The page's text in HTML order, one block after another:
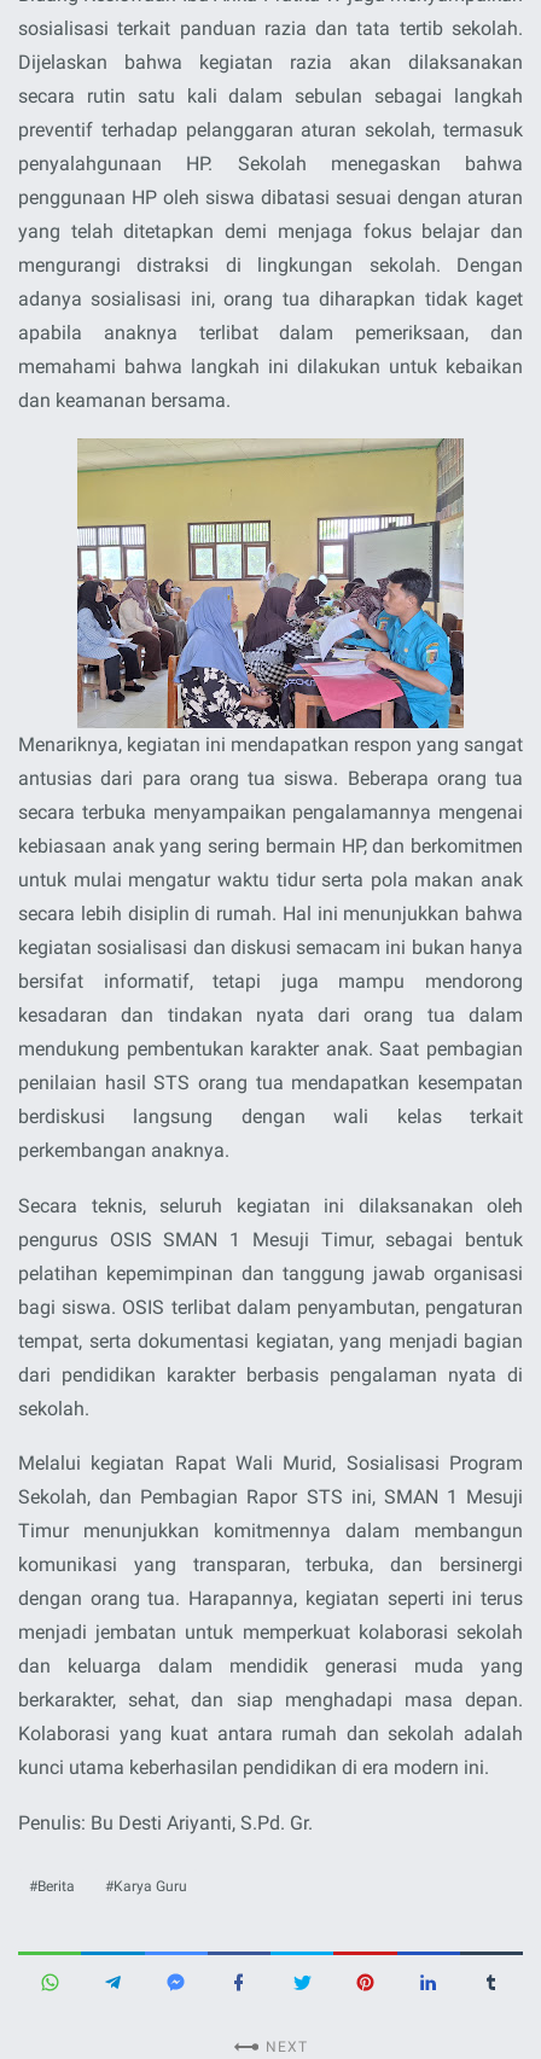
sosialisasi terkait panduan razia dan tata tertib sekolah.
Dijelaskan bahwa kegiatan razia akan dilaksanakan
secara rutin satu kali dalam sebulan sebagai langkah
preventif terhadap pelanggaran aturan sekolah, termasuk
penyalahgunaan HP. Sekolah menegaskan bahwa
penggunaan HP oleh siswa dibatasi sesuai dengan aturan
yang telah ditetapkan demi menjaga fokus belajar dan
mengurangi distraksi di lingkungan sekolah. Dengan
adanya sosialisasi ini, orang tua diharapkan tidak kaget
apabila anaknya terlibat dalam pemeriksaan, dan
memahami bahwa langkah ini dilakukan untuk kebaikan
dan keamanan bersama.
Menariknya, kegiatan ini mendapatkan respon yang sangat
antusias dari para orang tua siswa. Beberapa orang tua
secara terbuka menyampaikan pengalamannya mengenai
kebiasaan anak yang sering bermain HP, dan berkomitmen
untuk mulai mengatur waktu tidur serta pola makan anak
secara lebih disiplin di rumah. Hal ini menunjukkan bahwa
kegiatan sosialisasi dan diskusi semacam ini bukan hanya
bersifat informatif, tetapi juga mampu mendorong
kesadaran dan tindakan nyata dari orang tua dalam
mendukung pembentukan karakter anak. Saat pembagian
penilaian hasil STS orang tua mendapatkan kesempatan
berdiskusi langsung dengan wali kelas terkait
perkembangan anaknya.
Secara teknis, seluruh kegiatan ini dilaksanakan oleh
pengurus OSIS SMAN 1 Mesuji Timur, sebagai bentuk
pelatihan kepemimpinan dan tanggung jawab organisasi
bagi siswa. OSIS terlibat dalam penyambutan, pengaturan
tempat, serta dokumentasi kegiatan, yang menjadi bagian
dari pendidikan karakter berbasis pengalaman nyata di
sekolah.
Melalui kegiatan Rapat Wali Murid, Sosialisasi Program
Sekolah, dan Pembagian Rapor STS ini, SMAN 1 Mesuji
Timur menunjukkan komitmennya dalam membangun
komunikasi yang transparan, terbuka, dan bersinergi
dengan orang tua. Harapannya, kegiatan seperti ini terus
menjadi jembatan untuk memperkuat kolaborasi sekolah
dan keluarga dalam mendidik generasi muda yang
berkarakter, sehat, dan siap menghadapi masa depan.
Kolaborasi yang kuat antara rumah dan sekolah adalah
kunci utama keberhasilan pendidikan di era modern ini.
Penulis: Bu Desti Ariyanti, S.Pd. Gr.
Berita Karya Guru
NEXT